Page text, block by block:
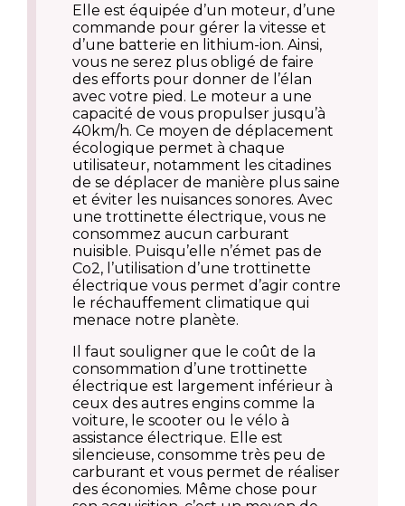
Elle est équipée d’un moteur, d’une
commande pour gérer la vitesse et
d’une batterie en lithium-ion. Ainsi,
vous ne serez plus obligé de faire
des efforts pour donner de l’élan
avec votre pied. Le moteur a une
capacité de vous propulser jusqu’à
40km/h. Ce moyen de déplacement
écologique permet à chaque
utilisateur, notamment les citadines
de se déplacer de manière plus saine
et éviter les nuisances sonores. Avec
une trottinette électrique, vous ne
consommez aucun carburant
nuisible. Puisqu’elle n’émet pas de
Co2, l’utilisation d’une trottinette
électrique vous permet d’agir contre
le réchauffement climatique qui
menace notre planète.
Il faut souligner que le coût de la
consommation d’une trottinette
électrique est largement inférieur à
ceux des autres engins comme la
voiture, le scooter ou le vélo à
assistance électrique. Elle est
silencieuse, consomme très peu de
carburant et vous permet de réaliser
des économies. Même chose pour